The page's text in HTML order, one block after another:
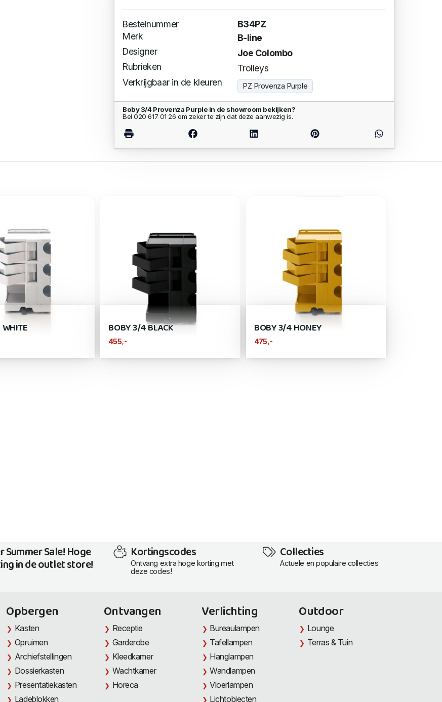
Bestelnummer
B34PZ
Merk
B-line
Designer
Joe Colombo
Rubrieken
Trolleys
Verkrijgbaar in de kleuren
PZ Provenza Purple
Boby 3/4 Provenza Purple in de showroom bekijken?
Bel 020 617 01 26 om zeker te zijn dat deze aanwezig is.
BOBY 3/4 BLACK
455 ,-
BOBY 3/4 HONEY
475 ,-
Summer Sale! Hoge
in de outlet store!
Kortingscodes
Ontvang extra hoge korting met
deze codes!
Collecties
Actuele en populaire collecties
Opbergen
Kasten
Opruimen
Archiefstellingen
Dossierkasten
Presentatiekasten
Ladeblokken
Ontvangen
Receptie
Garderobe
Kleedkamer
Wachtkamer
Horeca
Verlichting
Bureaulampen
Tafellampen
Hanglampen
Wandlampen
Vloerlampen
Lichtobjecten
Outdoor
Lounge
Terras & Tuin